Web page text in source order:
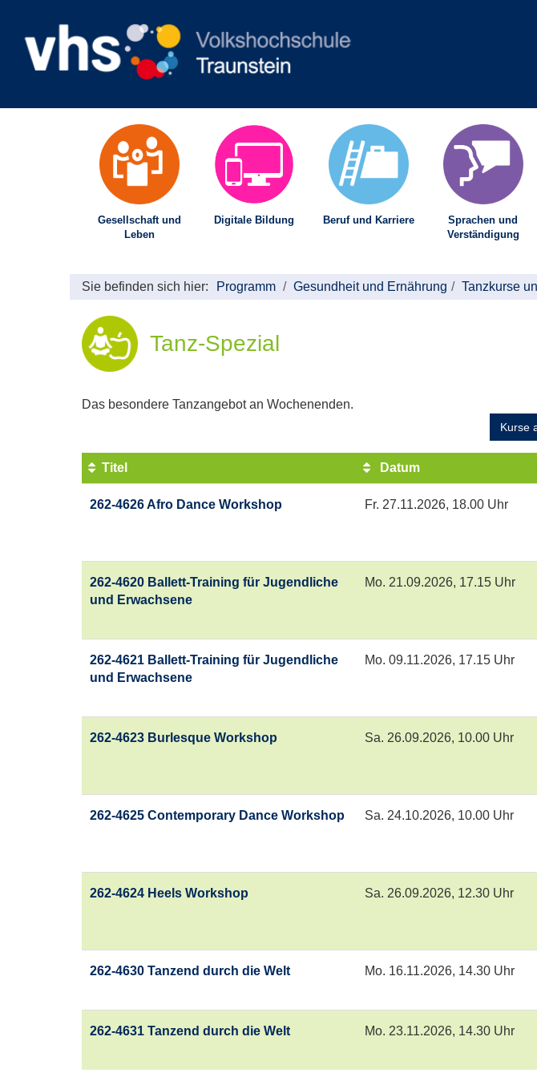
Gesellschaft und
Leben
Digitale Bildung Beruf und Karriere
Sprachen und
Verständigung
Sie befinden sich hier: Programm Gesundheit und Ernährung Tanzkurse
Tanz-Spezial
Das besondere Tanzangebot an Wochenenden.
Kurse
Tabellenüberschriften
werden.
Titel Datum
262-4626 Afro Dance Workshop
Fr. 27.11.2026, 18.00 Uhr
262-4620 Ballett-Training für Jugendliche
und Erwachsene
Mo. 21.09.2026, 17.15 Uhr
262-4621 Ballett-Training für Jugendliche
und Erwachsene
Mo. 09.11.2026, 17.15 Uhr
262-4623 Burlesque Workshop Sa. 26.09.2026, 10.00 Uhr
262-4625 Contemporary Dance Workshop Sa. 24.10.2026, 10.00 Uhr
262-4624 Heels Workshop Sa. 26.09.2026, 12.30 Uhr
262-4630 Tanzend durch die Welt Mo. 16.11.2026, 14.30 Uhr
262-4631 Tanzend durch die Welt Mo. 23.11.2026, 14.30 Uhr